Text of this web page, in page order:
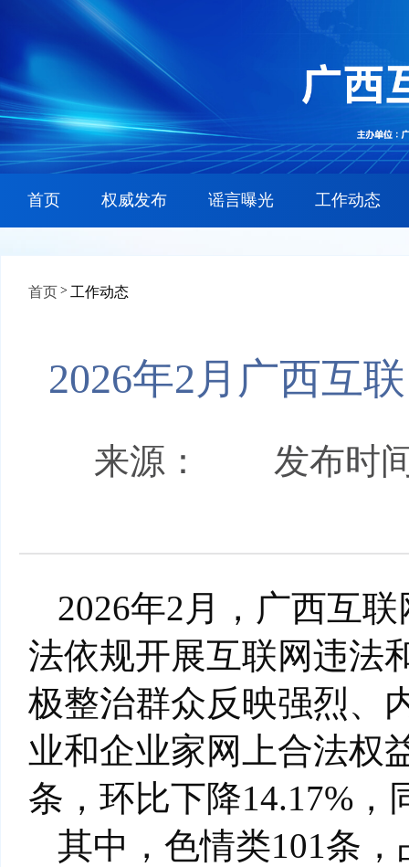
首页 权威发布 谣言曝光 工作动态
首页 > 工作动态
2026年2月广西互
来源： 发布时
2026年2月，广西互
法依规开展互联网违法
极整治群众反映强烈、
业和企业家网上合法权
条，环比下降14.17%，
其中，色情类101条